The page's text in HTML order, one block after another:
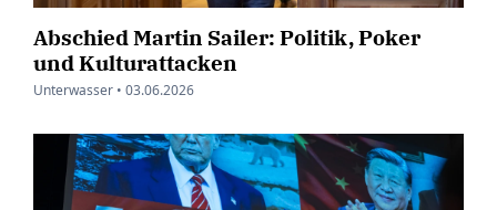
Abschied Martin Sailer: Politik, Poker
und Kulturattacken
Unterwasser • 03.06.2026